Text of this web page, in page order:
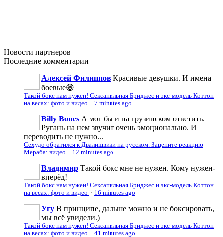
Новости партнеров
Последние комментарии
Алексей Филиппов Красивые девушки. И имена
боевые😁
Такой бокс нам нужен! Сексапильная Бриджес и экс-модель Коттон
на весах: фото и видео · 7 minutes ago
Billy Bones А мог бы и на грузинском ответить.
Ругань на нем звучит очень эмоционально. И
переводить не нужно...
Сехудо обратился к Двалишвили на русском. Зацените реакцию
Мераба: видео · 12 minutes ago
Владимир Такой бокс мне не нужен. Кому нужен-
вперёд!
Такой бокс нам нужен! Сексапильная Бриджес и экс-модель Коттон
на весах: фото и видео · 16 minutes ago
Угу В принципе, дальше можно и не боксировать,
мы всё увидели.)
Такой бокс нам нужен! Сексапильная Бриджес и экс-модель Коттон
на весах: фото и видео · 41 minutes ago